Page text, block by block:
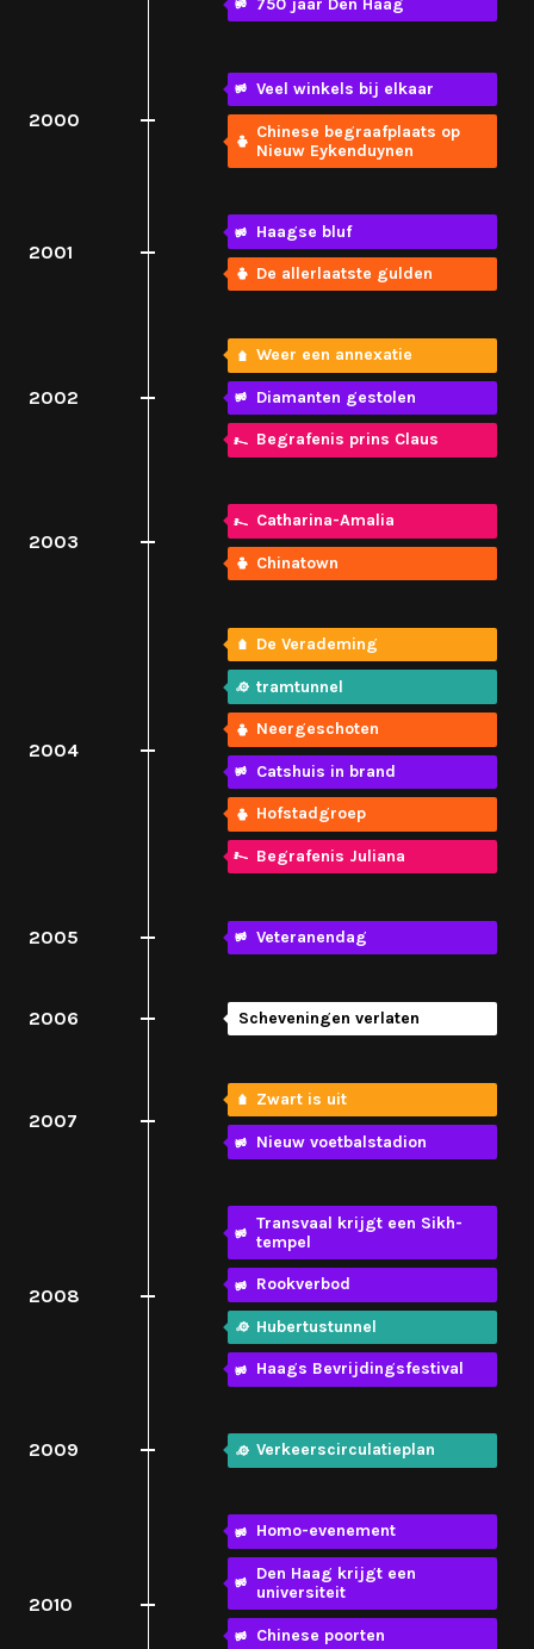
750 jaar Den Haag
2000
Veel winkels bij elkaar
Chinese begraafplaats op
Nieuw Eykenduynen
2001
Haagse bluf
De allerlaatste gulden
2002
Weer een annexatie
Diamanten gestolen
Begrafenis prins Claus
2003
Catharina-Amalia
Chinatown
2004
De Verademing
tramtunnel
Neergeschoten
Catshuis in brand
Hofstadgroep
Begrafenis Juliana
2005 Veteranendag
2006 Scheveningen verlaten
2007
Zwart is uit
Nieuw voetbalstadion
2008
Transvaal krijgt een Sikh-
tempel
Rookverbod
Hubertustunnel
Haags Bevrijdingsfestival
2009 Verkeerscirculatieplan
2010
Homo-evenement
Den Haag krijgt een
universiteit
Chinese poorten